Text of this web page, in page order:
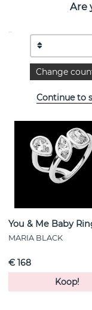
EIGENSCHAPPEN
You & Me Baby
MARIA BLACK
€ 168
Koop!
Are
Change
Continue to